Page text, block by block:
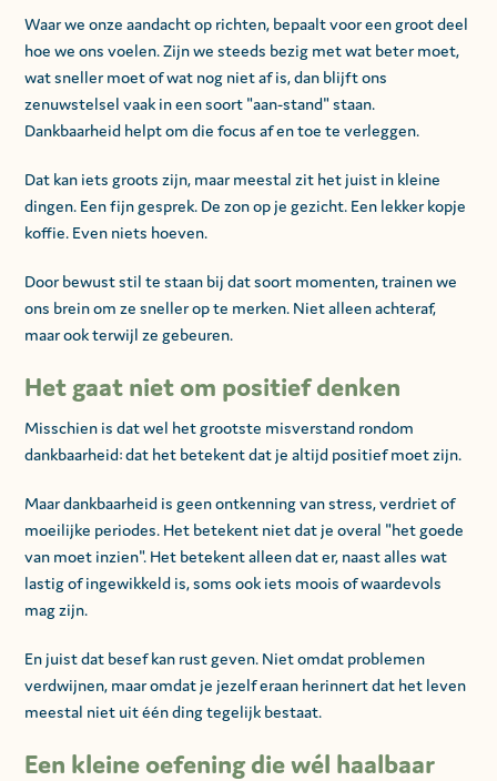
Waar we onze aandacht op richten, bepaalt voor een groot deel
hoe we ons voelen. Zijn we steeds bezig met wat beter moet,
wat sneller moet of wat nog niet af is, dan blijft ons
zenuwstelsel vaak in een soort "aan-stand" staan.
Dankbaarheid helpt om die focus af en toe te verleggen.
Dat kan iets groots zijn, maar meestal zit het juist in kleine
dingen. Een fijn gesprek. De zon op je gezicht. Een lekker kopje
koffie. Even niets hoeven.
Door bewust stil te staan bij dat soort momenten, trainen we
ons brein om ze sneller op te merken. Niet alleen achteraf,
maar ook terwijl ze gebeuren.
Het gaat niet om positief denken
Misschien is dat wel het grootste misverstand rondom
dankbaarheid: dat het betekent dat je altijd positief moet zijn.
Maar dankbaarheid is geen ontkenning van stress, verdriet of
moeilijke periodes. Het betekent niet dat je overal "het goede
van moet inzien". Het betekent alleen dat er, naast alles wat
lastig of ingewikkeld is, soms ook iets moois of waardevols
mag zijn.
En juist dat besef kan rust geven. Niet omdat problemen
verdwijnen, maar omdat je jezelf eraan herinnert dat het leven
meestal niet uit één ding tegelijk bestaat.
Een kleine oefening die wél haalbaar